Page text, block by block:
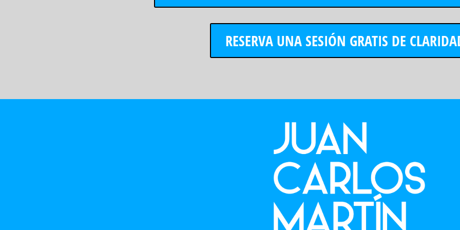
RESERVA UNA SESIÓN GRATIS DE